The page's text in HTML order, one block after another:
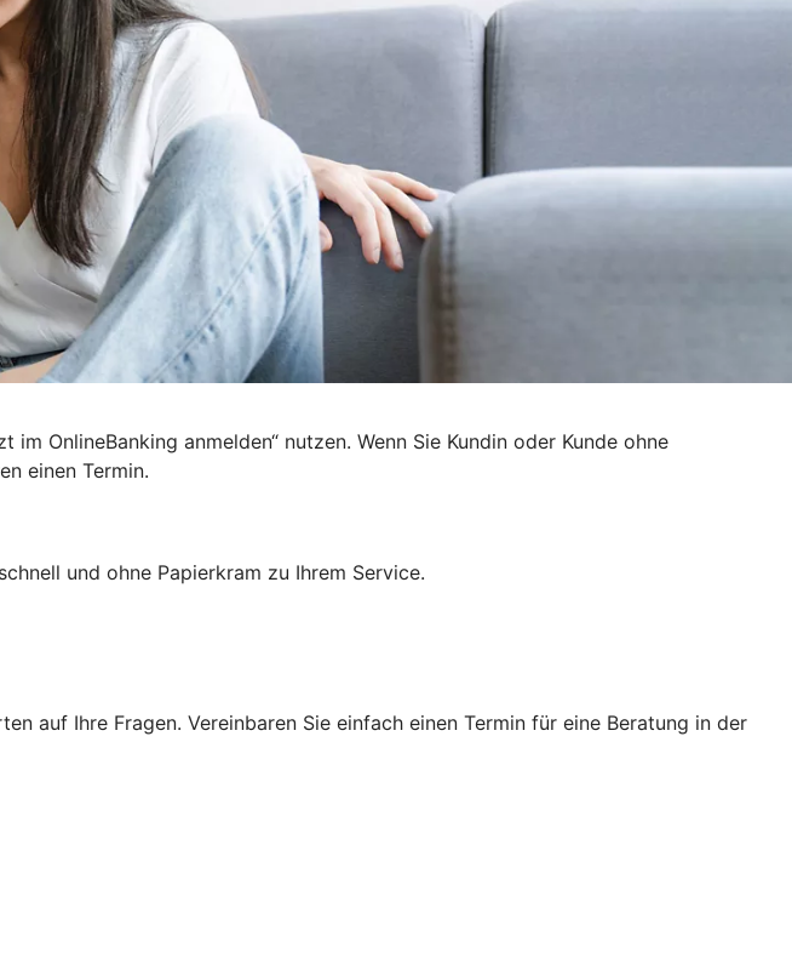
OnlineBanking anmelden“ nutzen. Wenn Sie Kundin oder Kunde ohne
einen Termin.
und ohne Papierkram zu Ihrem Service.
auf Ihre Fragen. Vereinbaren Sie einfach einen Termin für eine Beratung in der